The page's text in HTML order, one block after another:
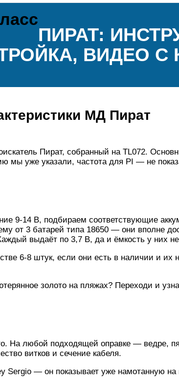
ПИРАТ:
ВИДЕО С
МД Пират
Пират, собранный на TL072.
мы уже указали, частота для PI — не
9-14 В, подбираем соответствующие
от 3 батарей типа 18650 — они вполне
выдаёт по 3,7 В, да и ёмкость у них
6-8 штук, если они есть в наличии и их
золото на пляжах? Переходи и
На любой подходящей оправке — ведре,
витков и сечение кабеля.
Sergio — он показывает уже намотанную на